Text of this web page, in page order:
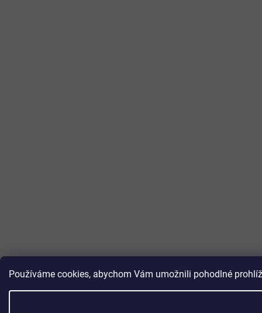
Používáme cookies, abychom Vám umožnili pohodlné